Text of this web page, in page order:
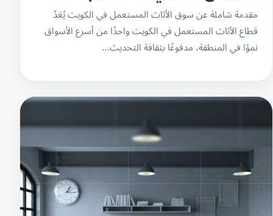
مقدمة شاملة عن سوق الأثاث المستعمل في الكويت يُعَدّ
قطاع الأثاث المستعمل في الكويت واحدًا من أسرع الأسواق
نموًا في المنطقة، مدفوعًا بثقافة التحديث…